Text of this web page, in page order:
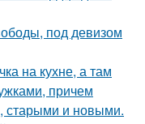
под девизом
на кухне, а там
причем
старыми и новыми.